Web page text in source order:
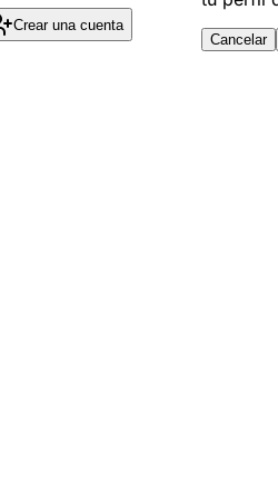
Crear una cuenta
Cancelar